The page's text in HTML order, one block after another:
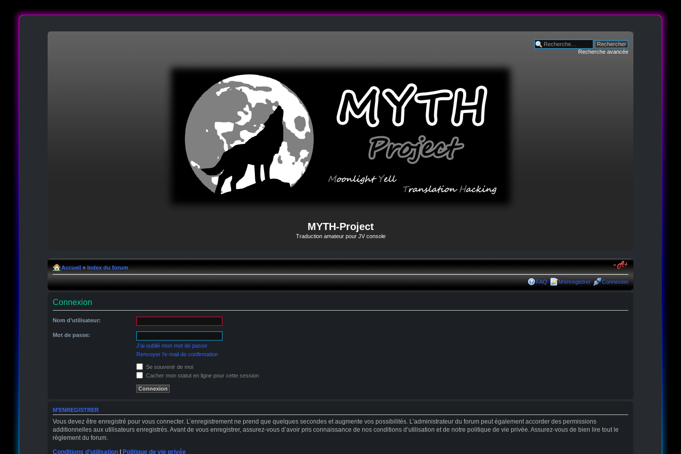
Recherche avancée
MYTH-Project
Traduction amateur pour JV console
Accueil» Index du forum
FAQ M’enregistrer Connexion
Connexion
Nom d’utilisateur:
Mot de passe:
J’ai oublié mon mot de passe
Renvoyer l’e-mail de confirmation
Se souvenir de moi
Cacher mon statut en ligne pour cette session
M’ENREGISTRER
Vous devez être enregistré pour vous connecter. L’enregistrement ne prend que quelques secondes et augmente vos possibilités. L’administrateur du forum peut également accorder des permissions
additionnelles aux utilisateurs enregistrés. Avant de vous enregistrer, assurez-vous d’avoir pris connaissance de nos conditions d’utilisation et de notre politique de vie privée. Assurez-vous de bien lire tout le
règlement du forum.
Conditions d’utilisation| Politique de vie privée